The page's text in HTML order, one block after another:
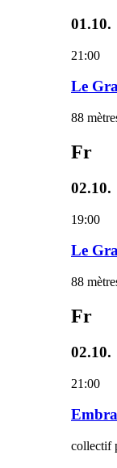
01.10.
21:00
Le
88
Fr
02.10.
19:00
Le
88
Fr
02.10.
21:00
collectif